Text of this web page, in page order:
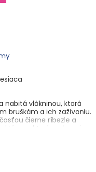
nabitá vlákninou, ktorá
bruškám a ich zažívaniu.
čierne ríbezle a
ktorý podporuje
podporuje
Raukas